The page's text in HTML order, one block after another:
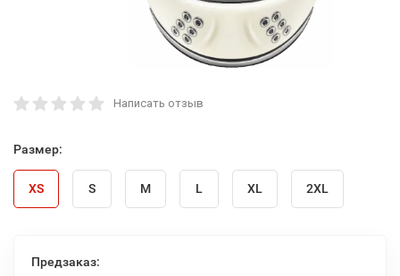
Написать отзыв
Размер:
XS S M L XL 2XL
Предзаказ: